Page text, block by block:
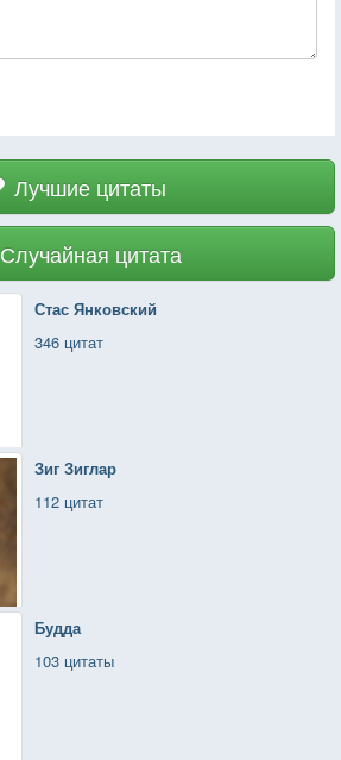
Лучшие цитаты
Случайная цитата
Стас Янковский
346 цитат
Зиг Зиглар
112 цитат
Будда
103 цитаты